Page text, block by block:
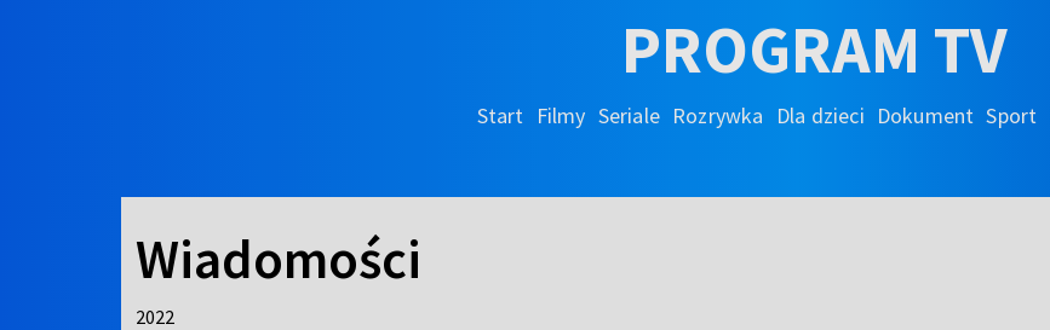
PROGRAM TV
Start Filmy Seriale Rozrywka Dla dzieci Dokument Sport
Wiadomości
2022